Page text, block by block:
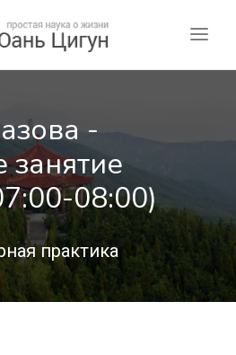
-
занятие
08:00)
практика